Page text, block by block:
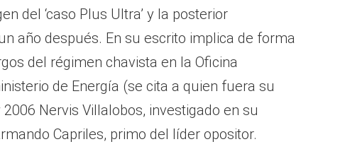
del ‘caso Plus Ultra’ y la posterior
año después. En su escrito implica de forma
del régimen chavista en la Oficina
de Energía (se cita a quien fuera su
Nervis Villalobos, investigado en su
Capriles, primo del líder opositor.